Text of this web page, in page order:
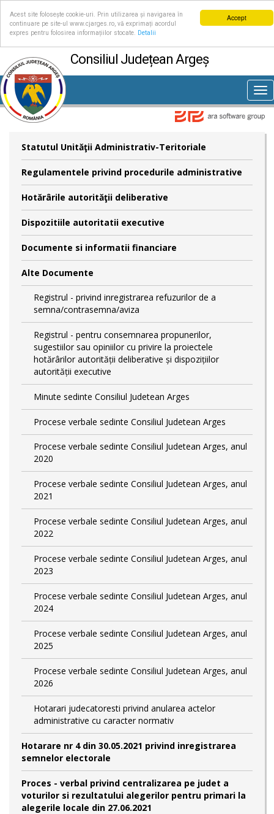
Accept
Acest site folosește cookie-uri. Prin utilizarea și navigarea în
continuare pe site-ul www.cjarges.ro, vă exprimați acordul
expres pentru folosirea informațiilor stocate.
Detalii
Consiliul Județean Argeș
Statutul Unităţii Administrativ-Teritoriale
Regulamentele privind procedurile administrative
Hotărârile autorităţii deliberative
Dispozitiile autoritatii executive
Documente si informatii financiare
Alte Documente
Registrul - privind inregistrarea refuzurilor de a
semna/contrasemna/aviza
Registrul - pentru consemnarea propunerilor,
sugestiilor sau opiniilor cu privire la proiectele
hotărârilor autorității deliberative și dispozițiilor
autorității executive
Minute sedinte Consiliul Judetean Arges
Procese verbale sedinte Consiliul Judetean Arges
Procese verbale sedinte Consiliul Judetean Arges, anul
2020
Procese verbale sedinte Consiliul Judetean Arges, anul
2021
Procese verbale sedinte Consiliul Judetean Arges, anul
2022
Procese verbale sedinte Consiliul Judetean Arges, anul
2023
Procese verbale sedinte Consiliul Judetean Arges, anul
2024
Procese verbale sedinte Consiliul Judetean Arges, anul
2025
Procese verbale sedinte Consiliul Judetean Arges, anul
2026
Hotarari judecatoresti privind anularea actelor
administrative cu caracter normativ
Hotarare nr 4 din 30.05.2021 privind inregistrarea
semnelor electorale
Proces - verbal privind centralizarea pe judet a
voturilor si rezultatului alegerilor pentru primari la
alegerile locale din 27.06.2021